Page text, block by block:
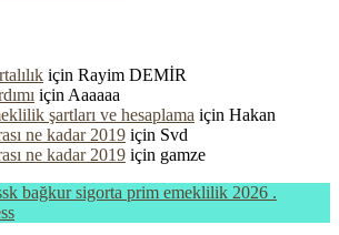
için Rayim DEMİR
için Aaaaaa
şartları ve hesaplama için Hakan
ne kadar 2019 için Svd
ne kadar 2019 için gamze
bağkur sigorta prim emeklilik 2026 .